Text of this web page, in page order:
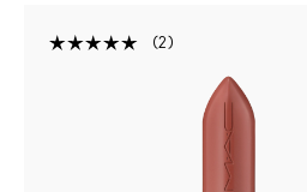
2